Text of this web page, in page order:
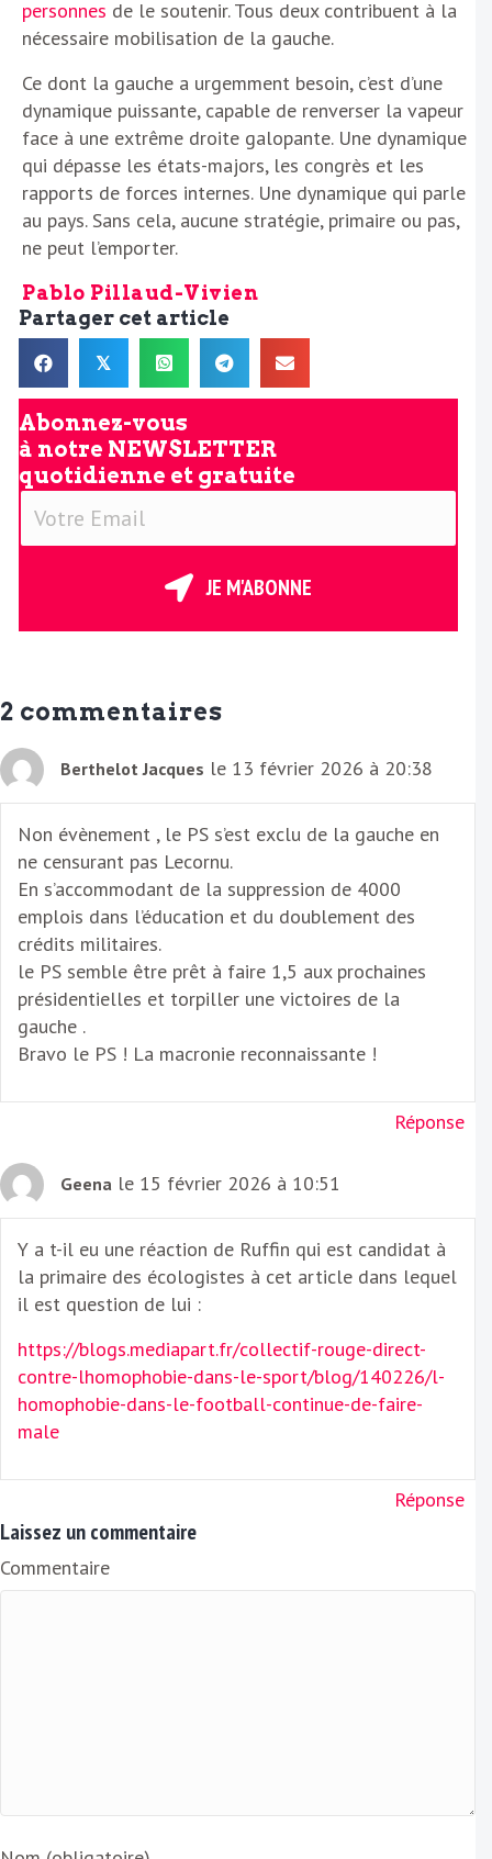
personnes de le soutenir. Tous deux contribuent à la
nécessaire mobilisation de la gauche.
Ce dont la gauche a urgemment besoin, c’est d’une
dynamique puissante, capable de renverser la vapeur
face à une extrême droite galopante. Une dynamique
qui dépasse les états-majors, les congrès et les
rapports de forces internes. Une dynamique qui parle
au pays. Sans cela, aucune stratégie, primaire ou pas,
ne peut l’emporter.
Pablo Pillaud-Vivien
Partager cet article
𝕏
Abonnez-vous
à notre NEWSLETTER
quotidienne et gratuite
V
E
i
l
JE M'ABONNE
2 commentaires
Berthelot Jacques le 13 février 2026 à 20:38
Non évènement , le PS s’est exclu de la gauche en
ne censurant pas Lecornu.
En s’accommodant de la suppression de 4000
emplois dans l’éducation et du doublement des
crédits militaires.
le PS semble être prêt à faire 1,5 aux prochaines
présidentielles et torpiller une victoires de la
gauche .
Bravo le PS ! La macronie reconnaissante !
Réponse
Geena le 15 février 2026 à 10:51
Y a t-il eu une réaction de Ruffin qui est candidat à
la primaire des écologistes à cet article dans lequel
il est question de lui :
https://blogs.mediapart.fr/collectif-rouge-direct-
contre-lhomophobie-dans-le-sport/blog/140226/l-
homophobie-dans-le-football-continue-de-faire-
male
Réponse
Laissez un commentaire
Commentaire